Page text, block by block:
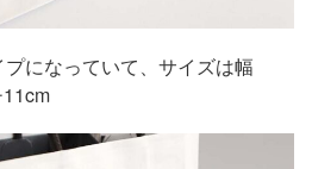
になっていて、サイズは幅